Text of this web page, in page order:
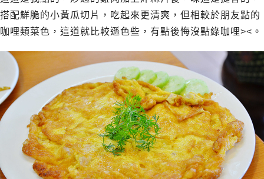
搭配鮮脆的小黃瓜切片，吃起來更清爽，但相較於朋友點的
咖哩類菜色，這道就比較遜色些，有點後悔沒點綠咖哩><。